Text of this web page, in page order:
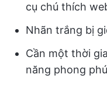
cụ chú thích
Nhãn trắng bị
Cần một thời
năng phong